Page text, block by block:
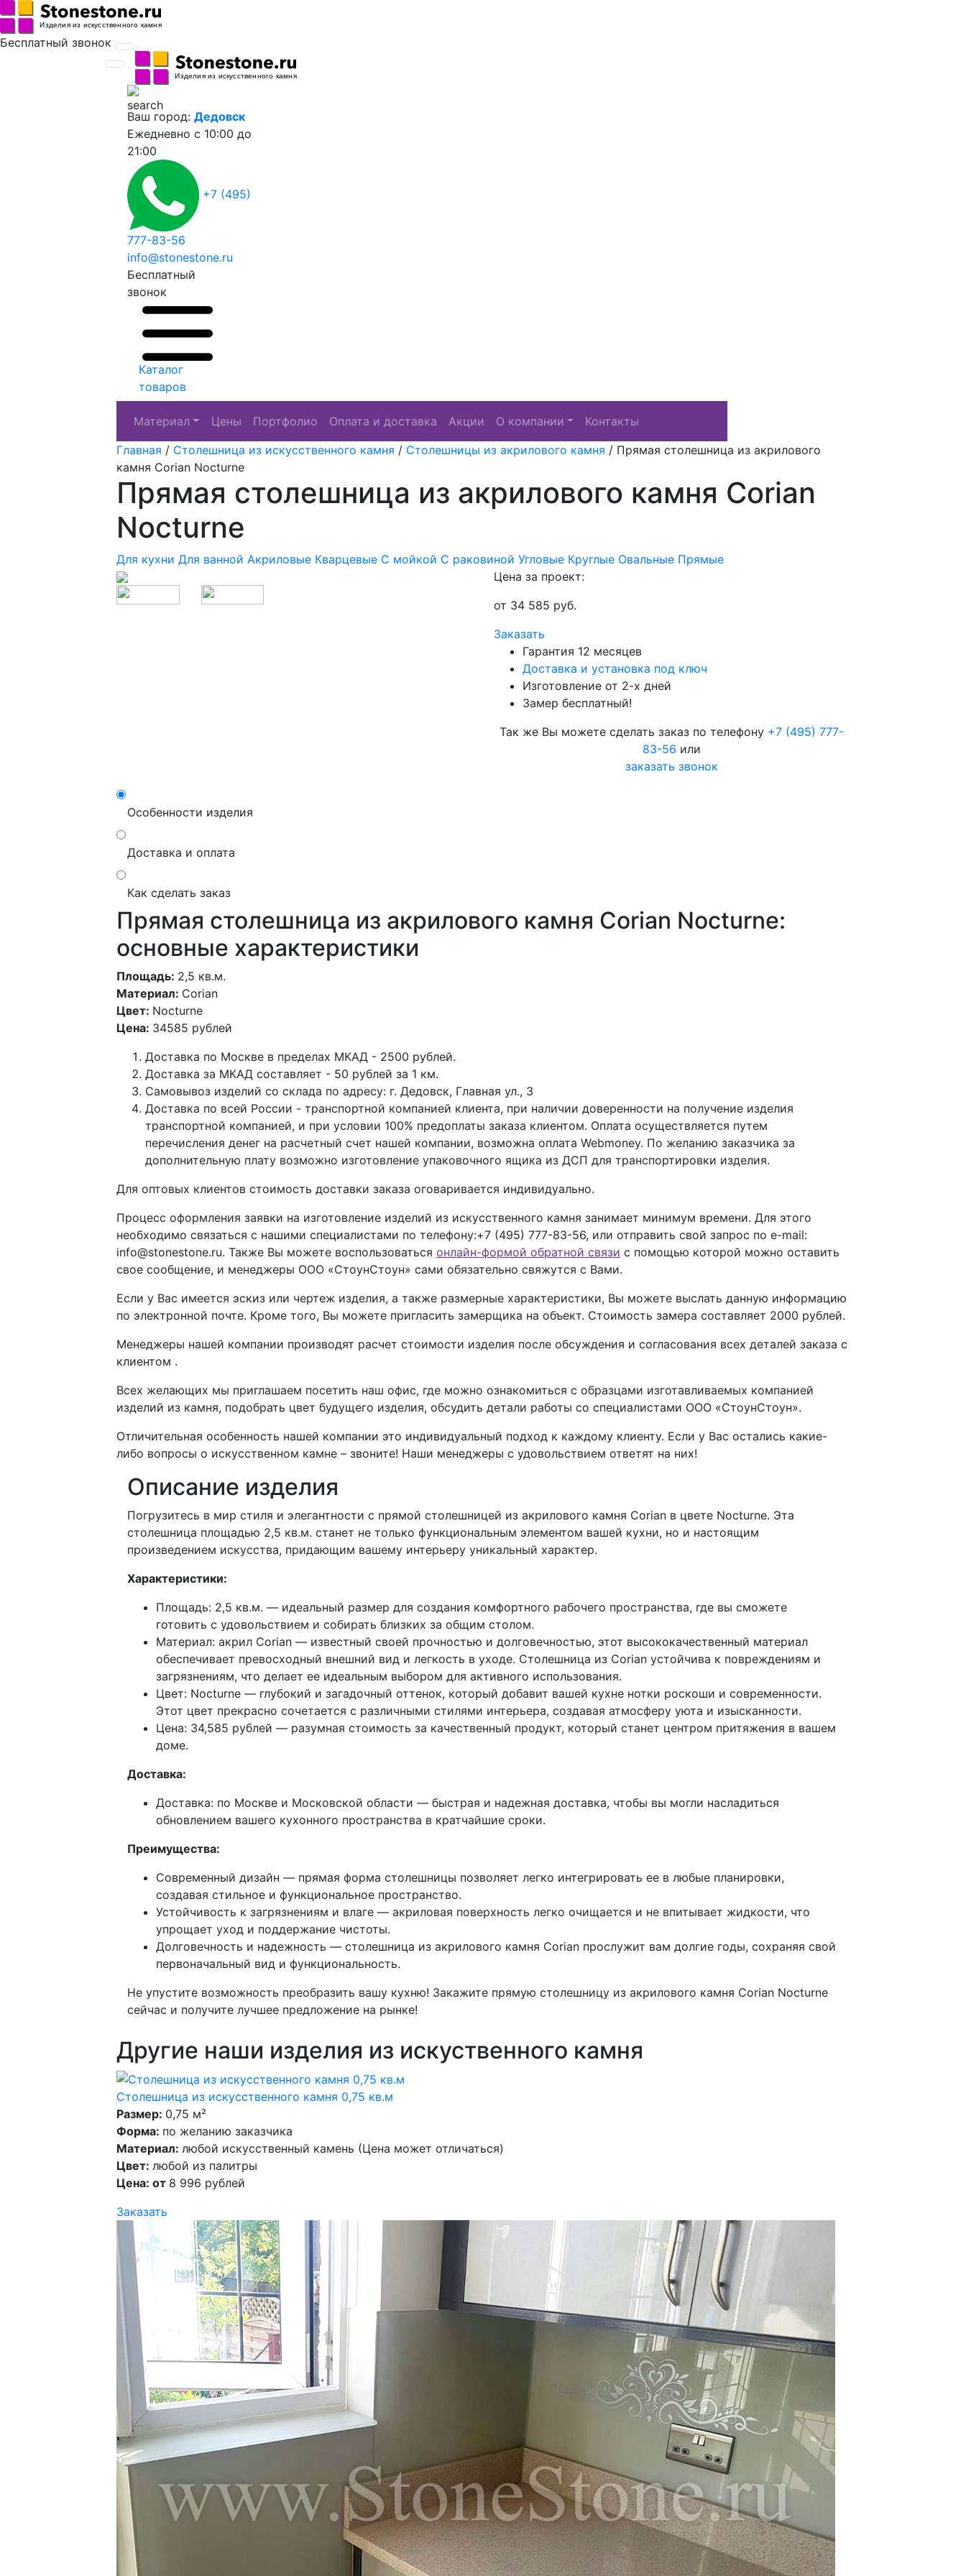
Бесплатный звонок
Ваш город: Дедовск
Ежедневно с 10:00 до
21:00
+7 (495)
777-83-56
info@stonestone.ru
Бесплатный
звонок
Каталог
товаров
Материал Цены Портфолио Оплата и доставка Акции О компании
Контакты
Главная / Столешница из искусственного камня / Столешницы из акрилового камня / Прямая столешница из акрилового
камня Corian Nocturne
Прямая столешница из акрилового камня Corian
Nocturne
Для кухни Для ванной Акриловые Кварцевые С мойкой С раковиной Угловые Круглые Овальные Прямые
Цена за проект:
от 34 585 руб.
Заказать
Гарантия 12 месяцев
Доставка и установка под ключ
Изготовление от 2-х дней
Замер бесплатный!
Так же Вы можете сделать заказ по телефону +7 (495) 777-
83-56 или
заказать звонок
Особенности изделия
Доставка и оплата
Как сделать заказ
Прямая столешница из акрилового камня Corian Nocturne:
основные характеристики
Площадь: 2,5 кв.м.
Материал: Corian
Цвет: Nocturne
Цена: 34585 рублей
Доставка по Москве в пределах МКАД - 2500 рублей.
Доставка за МКАД составляет - 50 рублей за 1 км.
Самовывоз изделий со склада по адресу: г. Дедовск, Главная ул., 3
Доставка по всей России - транспортной компанией клиента, при наличии доверенности на получение изделия
транспортной компанией, и при условии 100% предоплаты заказа клиентом. Оплата осуществляется путем
перечисления денег на расчетный счет нашей компании, возможна оплата Webmoney. По желанию заказчика за
дополнительную плату возможно изготовление упаковочного ящика из ДСП для транспортировки изделия.
Для оптовых клиентов стоимость доставки заказа оговаривается индивидуально.
Процесс оформления заявки на изготовление изделий из искусственного камня занимает минимум времени. Для этого
необходимо связаться с нашими специалистами по телефону:+7 (495) 777-83-56, или отправить свой запрос по e-mail:
info@stonestone.ru. Также Вы можете воспользоваться онлайн-формой обратной связи с помощью которой можно оставить
свое сообщение, и менеджеры ООО «СтоунСтоун» сами обязательно свяжутся с Вами.
Если у Вас имеется эскиз или чертеж изделия, а также размерные характеристики, Вы можете выслать данную информацию
по электронной почте. Кроме того, Вы можете пригласить замерщика на объект. Стоимость замера составляет 2000 рублей.
Менеджеры нашей компании производят расчет стоимости изделия после обсуждения и согласования всех деталей заказа с
клиентом .
Всех желающих мы приглашаем посетить наш офис, где можно ознакомиться с образцами изготавливаемых компанией
изделий из камня, подобрать цвет будущего изделия, обсудить детали работы со специалистами ООО «СтоунСтоун».
Отличительная особенность нашей компании это индивидуальный подход к каждому клиенту. Если у Вас остались какие-
либо вопросы о искусственном камне – звоните! Наши менеджеры с удовольствием ответят на них!
Описание изделия
Погрузитесь в мир стиля и элегантности с прямой столешницей из акрилового камня Corian в цвете Nocturne. Эта
столешница площадью 2,5 кв.м. станет не только функциональным элементом вашей кухни, но и настоящим
произведением искусства, придающим вашему интерьеру уникальный характер.
Характеристики:
Площадь: 2,5 кв.м. — идеальный размер для создания комфортного рабочего пространства, где вы сможете
готовить с удовольствием и собирать близких за общим столом.
Материал: акрил Corian — известный своей прочностью и долговечностью, этот высококачественный материал
обеспечивает превосходный внешний вид и легкость в уходе. Столешница из Corian устойчива к повреждениям и
загрязнениям, что делает ее идеальным выбором для активного использования.
Цвет: Nocturne — глубокий и загадочный оттенок, который добавит вашей кухне нотки роскоши и современности.
Этот цвет прекрасно сочетается с различными стилями интерьера, создавая атмосферу уюта и изысканности.
Цена: 34,585 рублей — разумная стоимость за качественный продукт, который станет центром притяжения в вашем
доме.
Доставка:
Доставка: по Москве и Московской области — быстрая и надежная доставка, чтобы вы могли насладиться
обновлением вашего кухонного пространства в кратчайшие сроки.
Преимущества:
Современный дизайн — прямая форма столешницы позволяет легко интегрировать ее в любые планировки,
создавая стильное и функциональное пространство.
Устойчивость к загрязнениям и влаге — акриловая поверхность легко очищается и не впитывает жидкости, что
упрощает уход и поддержание чистоты.
Долговечность и надежность — столешница из акрилового камня Corian прослужит вам долгие годы, сохраняя свой
первоначальный вид и функциональность.
Не упустите возможность преобразить вашу кухню! Закажите прямую столешницу из акрилового камня Corian Nocturne
сейчас и получите лучшее предложение на рынке!
Другие наши изделия из искуственного камня
Столешница из искусственного камня 0,75 кв.м
Размер: 0,75 м²
Форма: по желанию заказчика
Материал: любой искусственный камень (Цена может отличаться)
Цвет: любой из палитры
Цена: от 8 996 рублей
Заказать